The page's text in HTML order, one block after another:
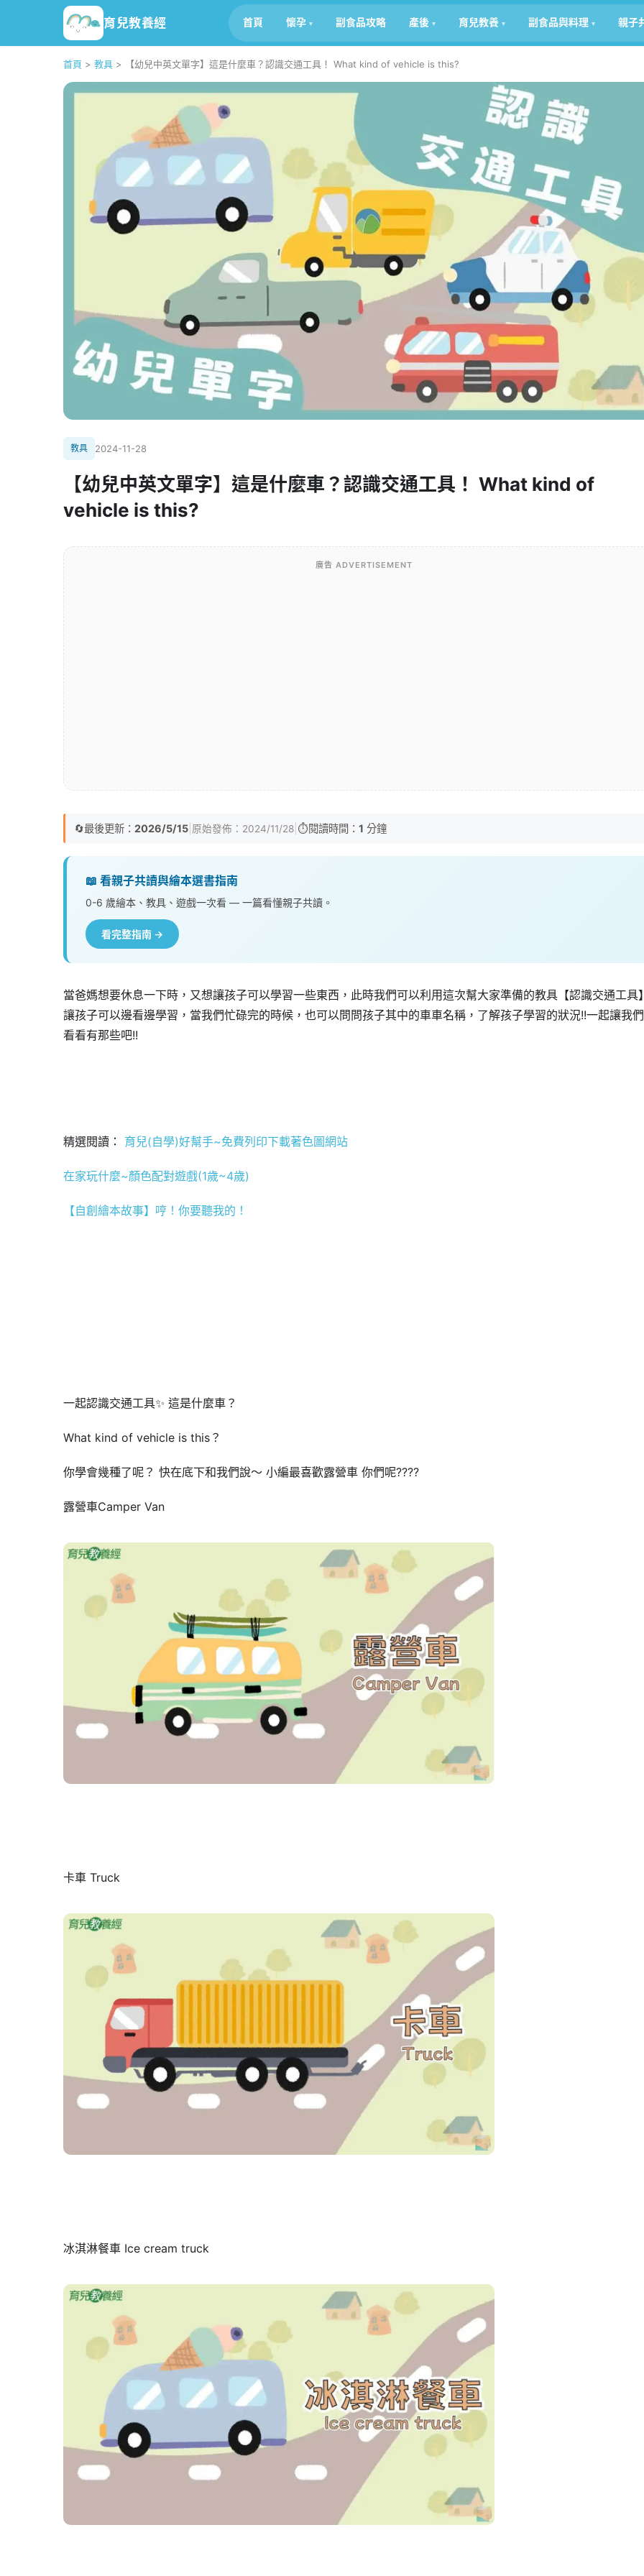
育兒教養經 首頁 懷孕 副食品攻略 產後 育兒教養 副食品與料理 親子
首頁 > 教具 > 【幼兒中英文單字】這是什麼車？認識交通工具！ What kind of vehicle is this?
教具 2024-11-28
【幼兒中英文單字】這是什麼車？認識交通工具！ What kind of
vehicle is this?
廣告 ADVERTISEMENT
🔄最後更新： 2026/5/15 原始發佈： 2024/11/28 ⏱️閱讀時間： 1 分鐘
📖 看親子共讀與繪本選書指南
0-6 歲繪本、教具、遊戲一次看 — 一篇看懂親子共讀。
看完整指南 →
當爸媽想要休息一下時，又想讓孩子可以學習一些東西，此時我們可以利用這次幫大家準備的教具【認識交通工具
讓孩子可以邊看邊學習，當我們忙碌完的時候，也可以問問孩子其中的車車名稱，了解孩子學習的狀況!!一起讓我
看看有那些吧!!
精選閱讀： 育兒(自學)好幫手~免費列印下載著色圖網站
在家玩什麼~顏色配對遊戲(1歲~4歲)
【自創繪本故事】哼！你要聽我的！
一起認識交通工具✨ 這是什麼車？
What kind of vehicle is this？ ​
你學會幾種了呢？ 快在底下和我們說～ 小編最喜歡露營車 你們呢???? ​
露營車Camper Van
卡車 Truck
冰淇淋餐車 Ice cream truck